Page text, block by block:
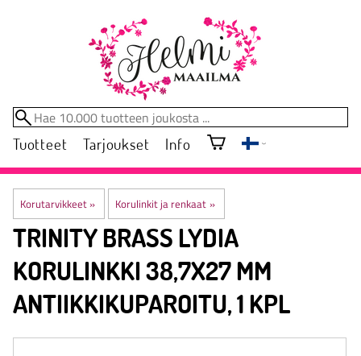
Tuotteet Tarjoukset Info
Korutarvikkeet‪» Korulinkit ja renkaat ‪»
TRINITY BRASS LYDIA
KORULINKKI 38,7X27 MM
ANTIIKKIKUPAROITU, 1 KPL